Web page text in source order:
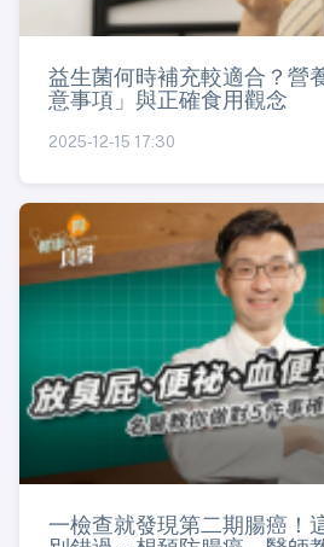
益生菌何時補充較適合？營
意事項」與正確食用觀念
2025-12-15 17:30
一檢查就發現第二期腸癌！